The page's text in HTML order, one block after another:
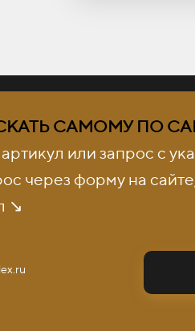
САМОМУ ПО
или запрос с
через форму на
↘️